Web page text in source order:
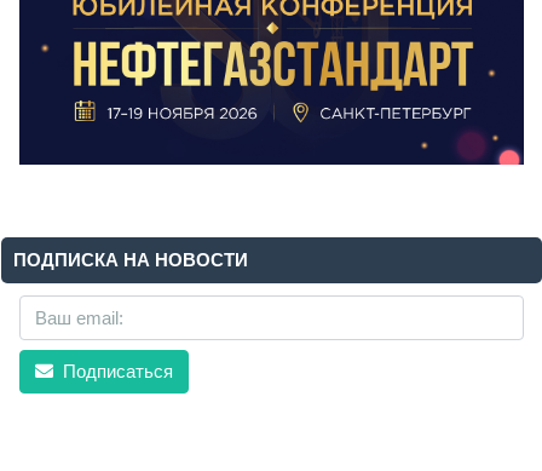
ПОДПИСКА НА НОВОСТИ
Подписаться